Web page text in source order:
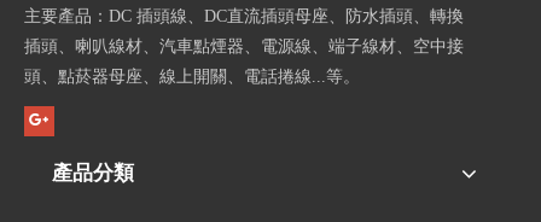
主要產品：DC 插頭線、DC直流插頭母座、防水插頭、轉換
插頭、喇叭線材、汽車點煙器、電源線、端子線材、空中接
頭、點菸器母座、線上開關、電話捲線...等。
產品分類